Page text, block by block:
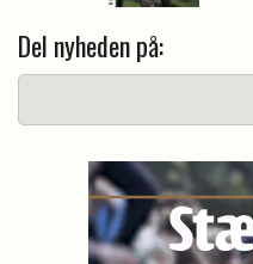
Del nyheden på: